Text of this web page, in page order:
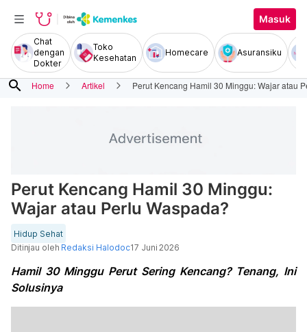
Masuk
Chat
dengan
Dokter
Toko
Kesehatan
Homecare Asuransiku
search Home Artikel Perut Kencang Hamil 30 Minggu: Wajar atau
Perut Kencang Hamil 30 Minggu:
Wajar atau Perlu Waspada?
Hidup Sehat
Ditinjau oleh Redaksi Halodoc17 Juni 2026
Hamil 30 Minggu Perut Sering Kencang? Tenang, Ini
Solusinya